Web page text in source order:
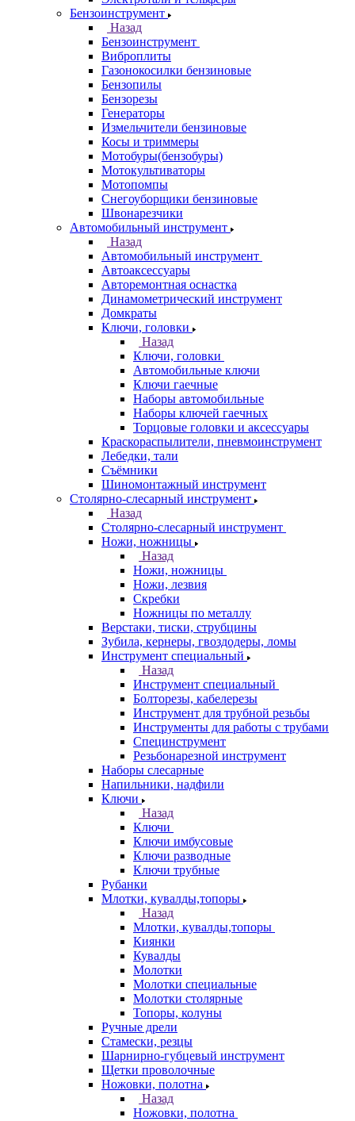
Бензоинструмент
Назад
Бензоинструмент
Виброплиты
Газонокосилки бензиновые
Бензопилы
Бензорезы
Генераторы
Измельчители бензиновые
Косы и триммеры
Мотобуры(бензобуры)
Мотокультиваторы
Мотопомпы
Снегоуборщики бензиновые
Швонарезчики
Автомобильный инструмент
Назад
Автомобильный инструмент
Автоаксессуары
Авторемонтная оснастка
Динамометрический инструмент
Домкраты
Ключи, головки
Назад
Ключи, головки
Автомобильные ключи
Ключи гаечные
Наборы автомобильные
Наборы ключей гаечных
Торцовые головки и аксессуары
Краскораспылители, пневмоинструмент
Лебедки, тали
Съёмники
Шиномонтажный инструмент
Столярно-слесарный инструмент
Назад
Столярно-слесарный инструмент
Ножи, ножницы
Назад
Ножи, ножницы
Ножи, лезвия
Скребки
Ножницы по металлу
Верстаки, тиски, струбцины
Зубила, кернеры, гвоздодеры, ломы
Инструмент специальный
Назад
Инструмент специальный
Болторезы, кабелерезы
Инструмент для трубной резьбы
Инструменты для работы с трубами
Специнструмент
Резьбонарезной инструмент
Наборы слесарные
Напильники, надфили
Ключи
Назад
Ключи
Ключи имбусовые
Ключи разводные
Ключи трубные
Рубанки
Млотки, кувалды,топоры
Назад
Млотки, кувалды,топоры
Киянки
Кувалды
Молотки
Молотки специальные
Молотки столярные
Топоры, колуны
Ручные дрели
Стамески, резцы
Шарнирно-губцевый инструмент
Щетки проволочные
Ножовки, полотна
Назад
Ножовки, полотна